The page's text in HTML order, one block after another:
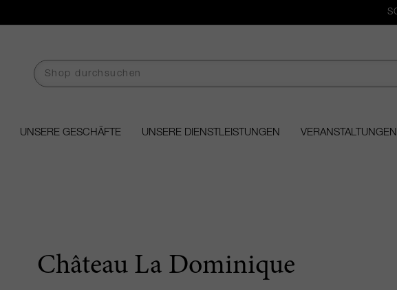
UNSERE GESCHÄFTE UNSERE DIENSTLEISTUNGEN VERANSTALTUNGEN
Château La Dominique